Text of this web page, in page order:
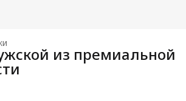
из премиальной